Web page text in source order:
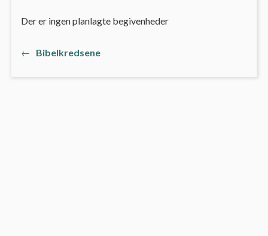
Der er ingen planlagte begivenheder
←
Previous
Bibelkredsene